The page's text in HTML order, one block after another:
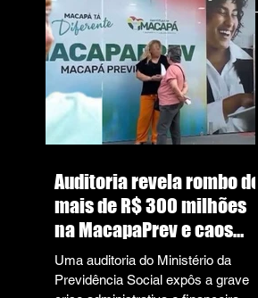
Auditoria revela rombo de
mais de R$ 300 milhões
na MacapaPrev e caos
deixado por Furlan
Uma auditoria do Ministério da
Previdência Social expôs a grave